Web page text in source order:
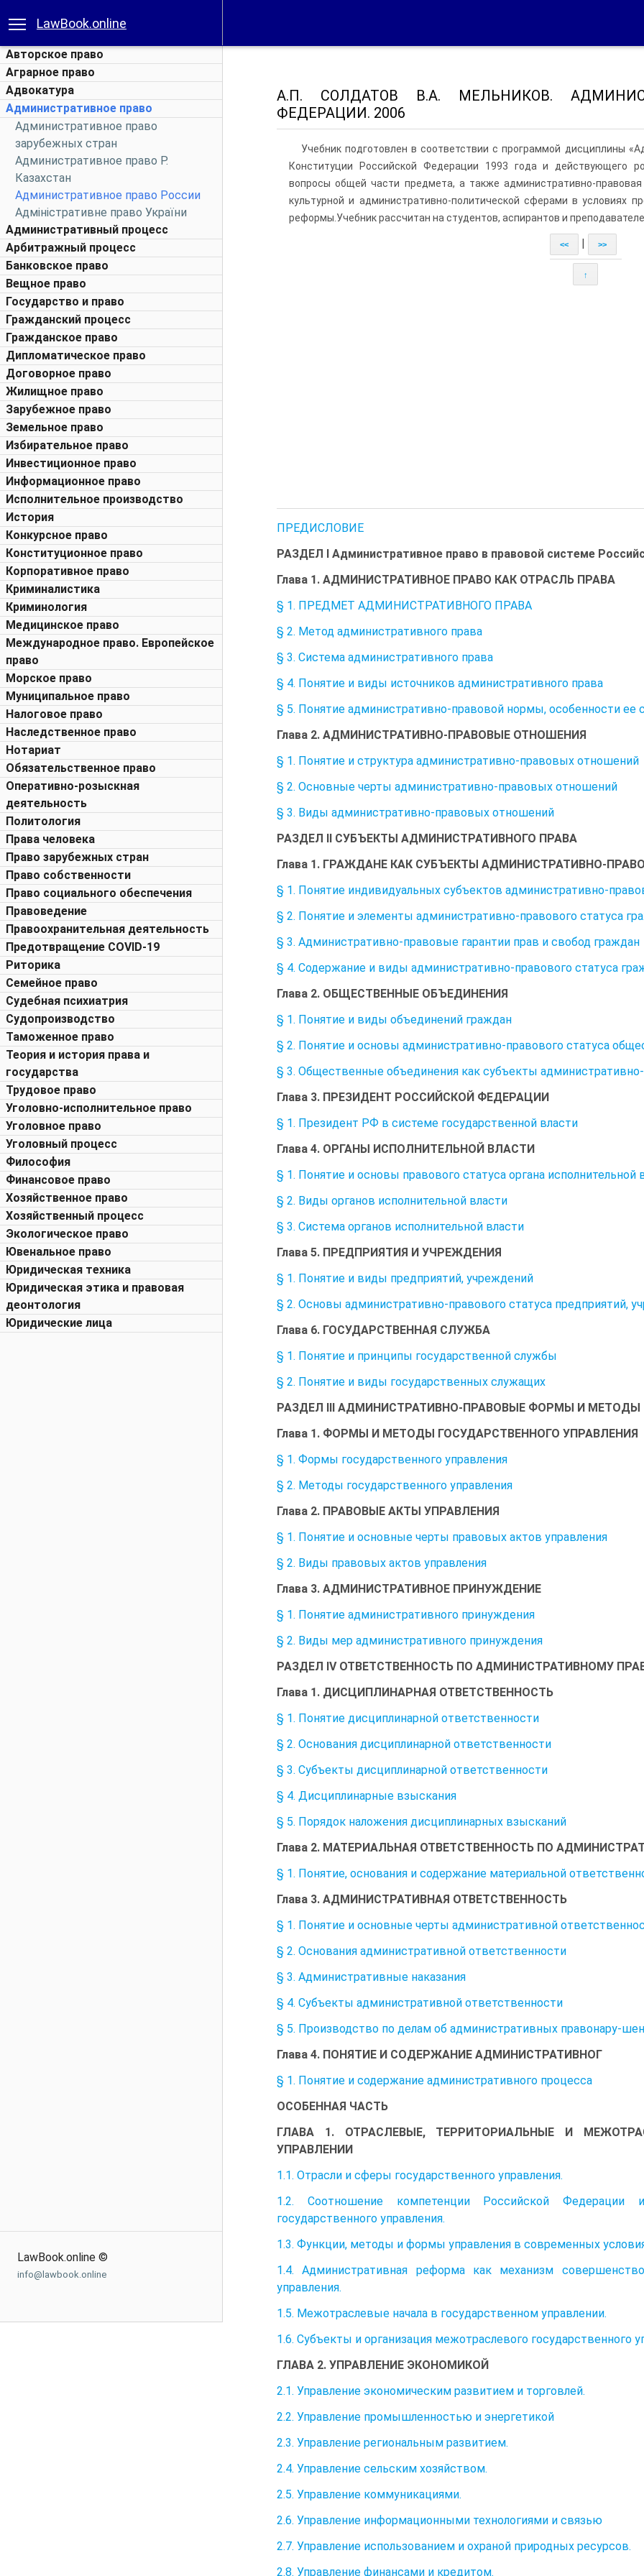
LawBook.online
Авторское право
Аграрное право
Адвокатура
Административное право
Административное право
зарубежных стран
Административное право Р.
Казахстан
Административное право России
Адміністративне право України
Административный процесс
Арбитражный процесс
Банковское право
Вещное право
Государство и право
Гражданский процесс
Гражданское право
Дипломатическое право
Договорное право
Жилищное право
Зарубежное право
Земельное право
Избирательное право
Инвестиционное право
Информационное право
Исполнительное производство
История
Конкурсное право
Конституционное право
Корпоративное право
Криминалистика
Криминология
Медицинское право
Международное право. Европейское
право
Морское право
Муниципальное право
Налоговое право
Наследственное право
Нотариат
Обязательственное право
Оперативно-розыскная
деятельность
Политология
Права человека
Право зарубежных стран
Право собственности
Право социального обеспечения
Правоведение
Правоохранительная деятельность
Предотвращение COVID-19
Риторика
Семейное право
Судебная психиатрия
Судопроизводство
Таможенное право
Теория и история права и
государства
Трудовое право
Уголовно-исполнительное право
Уголовное право
Уголовный процесс
Философия
Финансовое право
Хозяйственное право
Хозяйственный процесс
Экологическое право
Ювенальное право
Юридическая техника
Юридическая этика и правовая
деонтология
Юридические лица
LawBook.online ©
info@lawbook.online
А.П. СОЛДАТОВ В.А. МЕЛЬНИКОВ.
ФЕДЕРАЦИИ. 2006
Учебник подготовлен в соответствии с программой дисциплины
Конституции Российской Федерации 1993 года и действующего
вопросы общей части предмета, а также административно-правовая
культурной и административно-политической сферами в условиях
реформы.Учебник рассчитан на студентов, аспирантов и
<< >>
↑
ПРЕДИСЛОВИЕ
РАЗДЕЛ I Административное право в правовой системе
Глава 1. АДМИНИСТРАТИВНОЕ ПРАВО КАК ОТРАСЛЬ ПРАВА
§ 1. ПРЕДМЕТ АДМИНИСТРАТИВНОГО ПРАВА
§ 2. Метод административного права
§ 3. Система административного права
§ 4. Понятие и виды источников административного права
§ 5. Понятие административно-правовой нормы, особенности ее
Глава 2. АДМИНИСТРАТИВНО-ПРАВОВЫЕ ОТНОШЕНИЯ
§ 1. Понятие и структура административно-правовых отношений
§ 2. Основные черты административно-правовых отношений
§ 3. Виды административно-правовых отношений
РАЗДЕЛ II СУБЪЕКТЫ АДМИНИСТРАТИВНОГО ПРАВА
Глава 1. ГРАЖДАНЕ КАК СУБЪЕКТЫ АДМИНИСТРАТИВНО-
§ 1. Понятие индивидуальных субъектов административно-
§ 2. Понятие и элементы административно-правового статуса
§ 3. Административно-правовые гарантии прав и свобод граждан
§ 4. Содержание и виды административно-правового статуса
Глава 2. ОБЩЕСТВЕННЫЕ ОБЪЕДИНЕНИЯ
§ 1. Понятие и виды объединений граждан
§ 2. Понятие и основы административно-правового статуса
§ 3. Общественные объединения как субъекты
Глава 3. ПРЕЗИДЕНТ РОССИЙСКОЙ ФЕДЕРАЦИИ
§ 1. Президент РФ в системе государственной власти
Глава 4. ОРГАНЫ ИСПОЛНИТЕЛЬНОЙ ВЛАСТИ
§ 1. Понятие и основы правового статуса органа исполнительной
§ 2. Виды органов исполнительной власти
§ 3. Система органов исполнительной власти
Глава 5. ПРЕДПРИЯТИЯ И УЧРЕЖДЕНИЯ
§ 1. Понятие и виды предприятий, учреждений
§ 2. Основы административно-правового статуса предприятий,
Глава 6. ГОСУДАРСТВЕННАЯ СЛУЖБА
§ 1. Понятие и принципы государственной службы
§ 2. Понятие и виды государственных служащих
РАЗДЕЛ III АДМИНИСТРАТИВНО-ПРАВОВЫЕ ФОРМЫ И МЕТОДЫ
Глава 1. ФОРМЫ И МЕТОДЫ ГОСУДАРСТВЕННОГО УПРАВЛЕНИЯ
§ 1. Формы государственного управления
§ 2. Методы государственного управления
Глава 2. ПРАВОВЫЕ АКТЫ УПРАВЛЕНИЯ
§ 1. Понятие и основные черты правовых актов управления
§ 2. Виды правовых актов управления
Глава 3. АДМИНИСТРАТИВНОЕ ПРИНУЖДЕНИЕ
§ 1. Понятие административного принуждения
§ 2. Виды мер административного принуждения
РАЗДЕЛ IV ОТВЕТСТВЕННОСТЬ ПО АДМИНИСТРАТИВНОМУ
Глава 1. ДИСЦИПЛИНАРНАЯ ОТВЕТСТВЕННОСТЬ
§ 1. Понятие дисциплинарной ответственности
§ 2. Основания дисциплинарной ответственности
§ 3. Субъекты дисциплинарной ответственности
§ 4. Дисциплинарные взыскания
§ 5. Порядок наложения дисциплинарных взысканий
Глава 2. МАТЕРИАЛЬНАЯ ОТВЕТСТВЕННОСТЬ ПО
§ 1. Понятие, основания и содержание материальной
Глава 3. АДМИНИСТРАТИВНАЯ ОТВЕТСТВЕННОСТЬ
§ 1. Понятие и основные черты административной
§ 2. Основания административной ответственности
§ 3. Административные наказания
§ 4. Субъекты административной ответственности
§ 5. Производство по делам об административных правонару-
Глава 4. ПОНЯТИЕ И СОДЕРЖАНИЕ АДМИНИСТРАТИВНОГ
§ 1. Понятие и содержание административного процесса
ОСОБЕННАЯ ЧАСТЬ
ГЛАВА 1. ОТРАСЛЕВЫЕ, ТЕРРИТОРИАЛЬНЫЕ И
УПРАВЛЕНИИ
1.1. Отрасли и сферы государственного управления.
1.2. Соотношение компетенции Российской Федерации
государственного управления.
1.3. Функции, методы и формы управления в современных
1.4. Административная реформа как механизм
управления.
1.5. Межотраслевые начала в государственном управлении.
1.6. Субъекты и организация межотраслевого государственного
ГЛАВА 2. УПРАВЛЕНИЕ ЭКОНОМИКОЙ
2.1. Управление экономическим развитием и торговлей.
2.2. Управление промышленностью и энергетикой
2.3. Управление региональным развитием.
2.4. Управление сельским хозяйством.
2.5. Управление коммуникациями.
2.6. Управление информационными технологиями и связью
2.7. Управление использованием и охраной природных ресурсов.
2.8. Управление финансами и кредитом.